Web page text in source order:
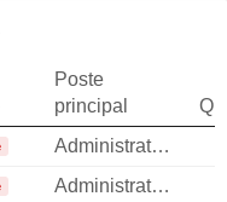
Poste
principal
Administrateur
Administrateur